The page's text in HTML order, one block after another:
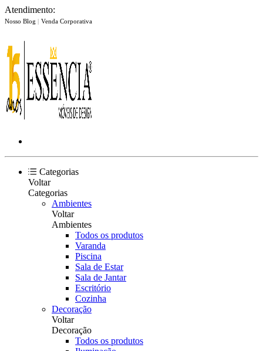
Atendimento:
Nosso Blog | Venda Corporativa
Categorias
Voltar
Categorias
Ambientes
Voltar
Ambientes
Todos os produtos
Varanda
Piscina
Sala de Estar
Sala de Jantar
Escritório
Cozinha
Decoração
Voltar
Decoração
Todos os produtos